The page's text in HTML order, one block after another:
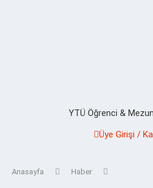
YTÜ Öğrenci &
Üye Girişi /
Anasayfa Haber